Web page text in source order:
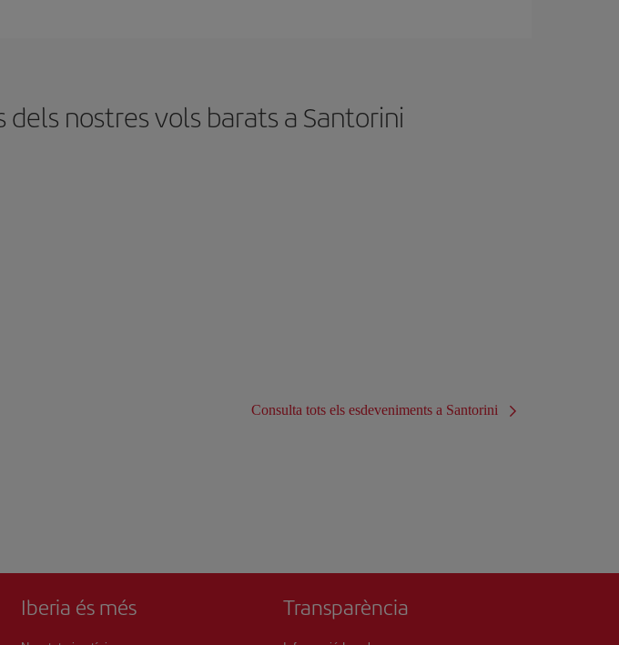
nostres vols barats a Santorini
Consulta tots els esdeveniments a Santorini
Iberia és més Transparència